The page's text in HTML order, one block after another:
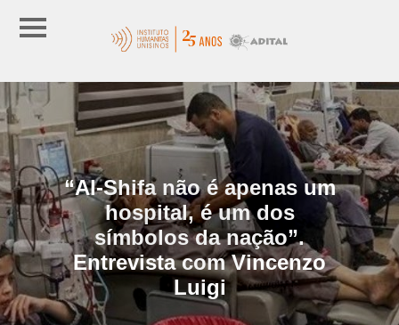
“Al-Shifa não é apenas um
hospital, é um dos
símbolos da nação”.
Entrevista com Vincenzo
Luigi